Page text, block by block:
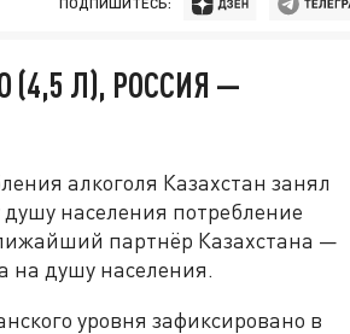
(4,5 Л), РОССИЯ —
алкоголя Казахстан занял
душу населения потребление
партнёр Казахстана —
на душу населения.
уровня зафиксировано в